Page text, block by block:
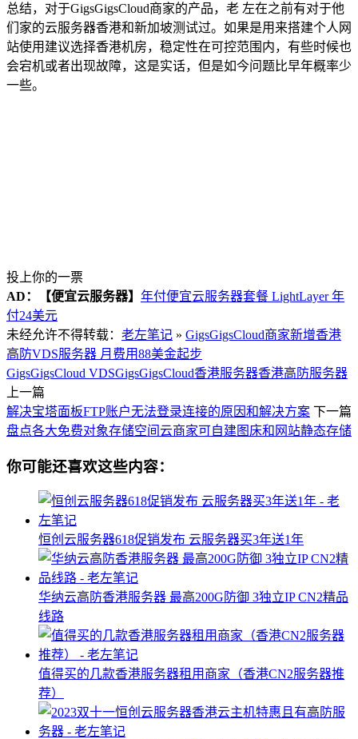
总结，对于GigsGigsCloud商家的产品，老 左在之前有对于他
们家的云服务器香港和新加坡测试过。如果是用来搭建个人网
站使用建议选择香港机房，稳定性在可控范围内，有些时候也
会宕机或者出现故障，这是实话，但是如今问题比早年概率少
一些。
投上你的一票
AD：
【便宜云服务器】 年付便宜云服务器套餐 LightLayer 年
付24美元
未经允许不得转载： 老左笔记 » GigsGigsCloud商家新增香港
高防VDS服务器 月费用88美金起步
GigsGigsCloud VDSGigsGigsCloud香港服务器香港高防服务器
上一篇
解决宝塔面板FTP账户无法登录连接的原因和解决方案 下一篇
盘点各大免费对象存储空间云商家可自建图床和网站静态存储
你可能还喜欢这些内容：
恒创云服务器618促销发布 云服务器买3年送1年
华纳云高防香港服务器 最高200G防御 3独立IP CN2精品
线路
值得买的几款香港服务器租用商家（香港CN2服务器推
荐）